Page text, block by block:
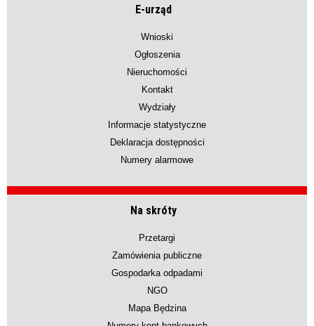
E-urząd
Wnioski
Ogłoszenia
Nieruchomości
Kontakt
Wydziały
Informacje statystyczne
Deklaracja dostępności
Numery alarmowe
Na skróty
Przetargi
Zamówienia publiczne
Gospodarka odpadami
NGO
Mapa Będzina